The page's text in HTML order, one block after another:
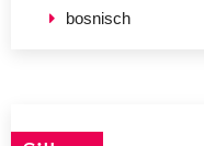
bosnisch